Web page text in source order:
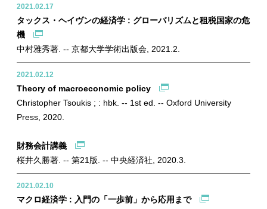
2021.02.17
タックス・ヘイヴンの経済学 : グローバリズムと租税国家の危
機
中村雅秀著. -- 京都大学学術出版会, 2021.2.
2021.02.12
Theory of macroeconomic policy
Christopher Tsoukis ; : hbk. -- 1st ed. -- Oxford University
Press, 2020.
財務会計講義
桜井久勝著. -- 第21版. -- 中央経済社, 2020.3.
2021.02.10
マクロ経済学 : 入門の「一歩前」から応用まで